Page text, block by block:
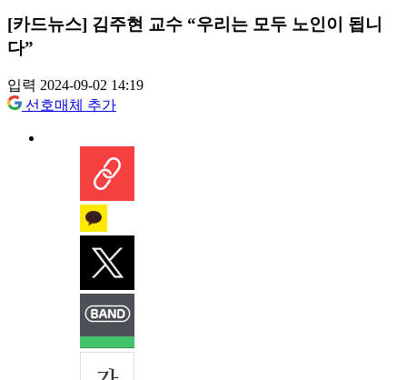
[카드뉴스] 김주현 교수 “우리는 모두 노인이 됩니
다”
입력 2024-09-02 14:19
선호매체 추가